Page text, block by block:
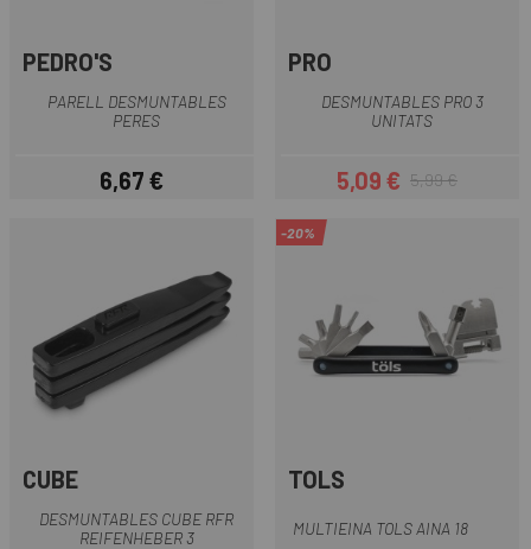
PEDRO'S
PARELL DESMUNTABLES
PERES
Preu
6,67 €
PRO
DESMUNTABLES PRO 3
UNITATS
Preu
5,09 €Preu regular
5,99 €
CUBE
DESMUNTABLES CUBE RFR
REIFENHEBER 3
-20%
TOLS
MULTIEINA TOLS AINA 18